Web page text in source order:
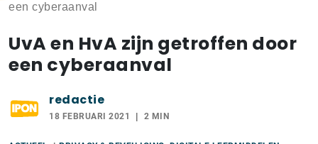
een cyberaanval
UvA en HvA zijn getroffen door
een cyberaanval
redactie
18 FEBRUARI 2021 2 MIN